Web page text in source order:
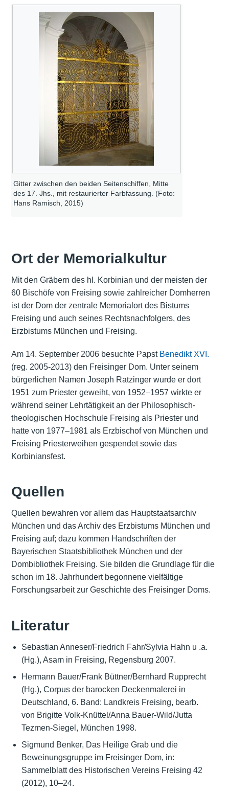
Gitter zwischen den beiden Seitenschiffen, Mitte
des 17. Jhs., mit restaurierter Farbfassung. (Foto:
Hans Ramisch, 2015)
Ort der Memorialkultur
Mit den Gräbern des hl. Korbinian und der meisten der
60 Bischöfe von Freising sowie zahlreicher Domherren
ist der Dom der zentrale Memorialort des Bistums
Freising und auch seines Rechtsnachfolgers, des
Erzbistums München und Freising.
Am 14. September 2006 besuchte Papst Benedikt XVI.
(reg. 2005-2013) den Freisinger Dom. Unter seinem
bürgerlichen Namen Joseph Ratzinger wurde er dort
1951 zum Priester geweiht, von 1952–1957 wirkte er
während seiner Lehrtätigkeit an der Philosophisch-
theologischen Hochschule Freising als Priester und
hatte von 1977–1981 als Erzbischof von München und
Freising Priesterweihen gespendet sowie das
Korbiniansfest.
Quellen
Quellen bewahren vor allem das Hauptstaatsarchiv
München und das Archiv des Erzbistums München und
Freising auf; dazu kommen Handschriften der
Bayerischen Staatsbibliothek München und der
Dombibliothek Freising. Sie bilden die Grundlage für die
schon im 18. Jahrhundert begonnene vielfältige
Forschungsarbeit zur Geschichte des Freisinger Doms.
Literatur
Sebastian Anneser/Friedrich Fahr/Sylvia Hahn u .a.
(Hg.), Asam in Freising, Regensburg 2007.
Hermann Bauer/Frank Büttner/Bernhard Rupprecht
(Hg.), Corpus der barocken Deckenmalerei in
Deutschland, 6. Band: Landkreis Freising, bearb.
von Brigitte Volk-Knüttel/Anna Bauer-Wild/Jutta
Tezmen-Siegel, München 1998.
Sigmund Benker, Das Heilige Grab und die
Beweinungsgruppe im Freisinger Dom, in:
Sammelblatt des Historischen Vereins Freising 42
(2012), 10–24.